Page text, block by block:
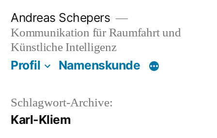
Inhalt
springen
Andreas Schepers
Kommunikation für Raumfahrt und
Künstliche Intelligenz
Profil Namenskunde
Schlagwort-Archive:
Karl-Kliem